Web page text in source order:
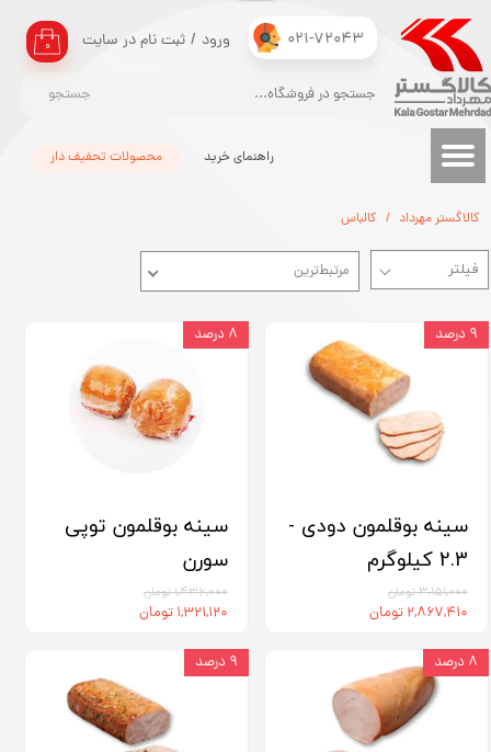
021-72043
جستجو
۰ ورود / ثبت نام در سایت
حساب کاربری من
تغییر گذر واژه
سفارشات
محصولات تحفیف دار راهنمای خرید
کالاگستر مهرداد کالباس
مرتبط‌ترین
سینه بوقلمون دودی -
2.3 کیلوگرم
۳,۱۵۱,۰۰۰ تومان
۲,۸۶۷,۴۱۰ تومان
۹ درصد
سینه بوقلمون توپی
سورن
۱,۴۳۶,۰۰۰ تومان
۱,۳۲۱,۱۲۰ تومان
۸ درصد
۸ درصد ۹ درصد